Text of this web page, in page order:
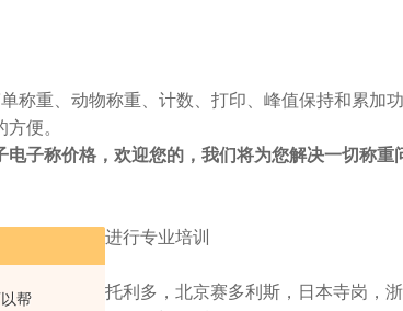
帮
称重、动物称重、计数、打印、峰值保持和累加
便。
电子称价格 ，欢迎您的，我们将为您解决一切称重
术问题，并进行专业培训
力，梅特勒托利多，北京赛多利斯，日本寺岗，